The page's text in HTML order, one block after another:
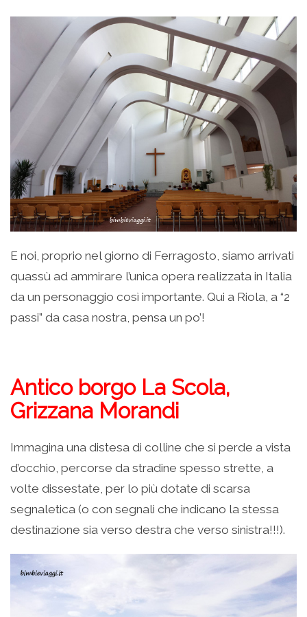
E noi, proprio nel giorno di Ferragosto, siamo arrivati
quassù ad ammirare l’unica opera realizzata in Italia
da un personaggio così importante. Qui a Riola, a “2
passi” da casa nostra, pensa un po’!
Antico borgo La Scola,
Grizzana Morandi
Immagina una distesa di colline che si perde a vista
d’occhio, percorse da stradine spesso strette, a
volte dissestate, per lo più dotate di scarsa
segnaletica (o con segnali che indicano la stessa
destinazione sia verso destra che verso sinistra!!!).